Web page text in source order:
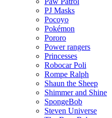
PJ Masks
Pocoyo
Pokémon
Pororo
Power rangers
Princesses
Robocar Poli
Rompe Ralph
Shaun the Sheep
Shimmer and Shine
SpongeBob
Steven Universe